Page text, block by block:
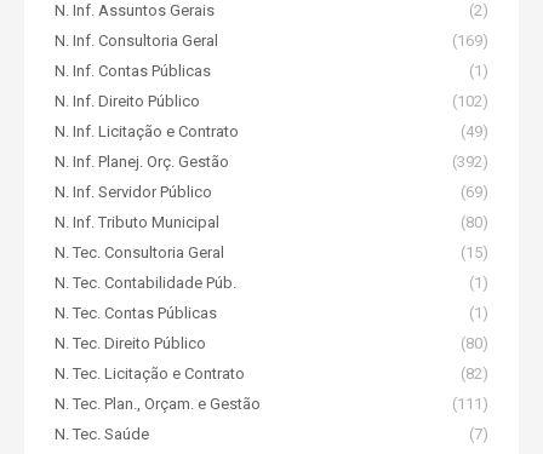
N. Inf. Assuntos Gerais
(2)
N. Inf. Consultoria Geral
(169)
N. Inf. Contas Públicas
(1)
N. Inf. Direito Público
(102)
N. Inf. Licitação e Contrato
(49)
N. Inf. Planej. Orç. Gestão
(392)
N. Inf. Servidor Público
(69)
N. Inf. Tributo Municipal
(80)
N. Tec. Consultoria Geral
(15)
N. Tec. Contabilidade Púb.
(1)
N. Tec. Contas Públicas
(1)
N. Tec. Direito Público
(80)
N. Tec. Licitação e Contrato
(82)
N. Tec. Plan., Orçam. e Gestão
(111)
N. Tec. Saúde
(7)